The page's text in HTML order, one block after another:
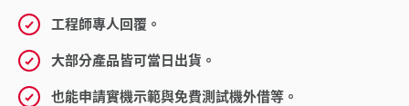
工程師專人回覆。
大部分產品皆可當日出貨。
也能申請實機示範與免費測試機外借等。